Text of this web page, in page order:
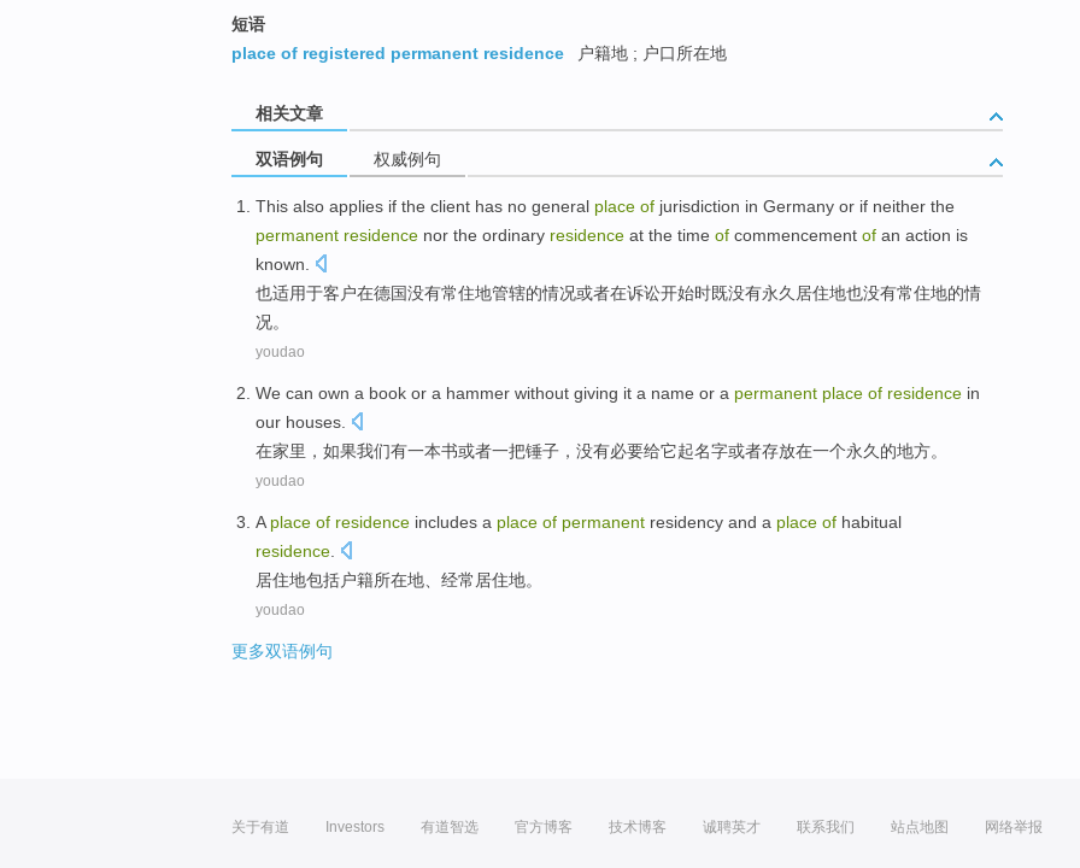
短语
place of registered permanent residence
户籍地 ; 户口所在地
相关文章
双语例句 权威例句
This also applies if the client has no general place of jurisdiction in Germany or if neither the
permanent residence nor the ordinary residence at the time of commencement of an action is
known.
也适用于客户在德国没有常住地管辖的情况或者在诉讼开始时既没有永久居住地也没有常住地的情
况。
youdao
We can own a book or a hammer without giving it a name or a permanent place of residence in
our houses
在家里，如果我们有一本书或者一把锤子 ， 没有必要给它起名字或者存放在一个永久 的地方。
youdao
A place of residence includes a place of permanent residency and a place of habitual
residence
居住地包括户籍所在地 、经常居住地。
youdao
更多双语例句
关于有道 Investors 有道智选 官方博客 技术博客 诚聘英才 联系我们 站点地图 网络举报